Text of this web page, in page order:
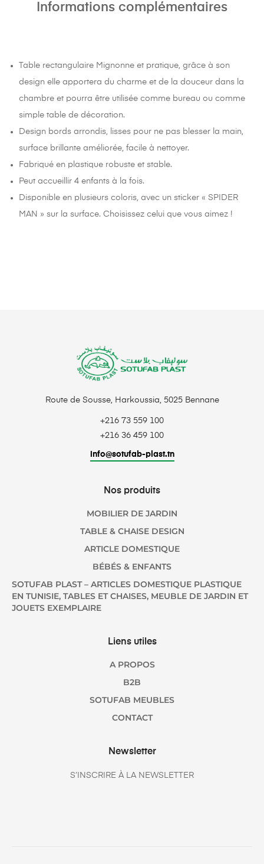
Informations complémentaires
Table rectangulaire Mignonne et pratique, grâce à son
design elle apportera du charme et de la douceur dans la
chambre et pourra être utilisée comme bureau ou comme
simple table de décoration.
Design bords arrondis, lisses pour ne pas blesser la main,
surface brillante améliorée, facile à nettoyer.
Fabriqué en plastique robuste et stable.
Peut accueillir 4 enfants à la fois.
Disponible en plusieurs coloris, avec un sticker « SPIDER
MAN » sur la surface. Choisissez celui que vous aimez !
Route de Sousse, Harkoussia, 5025 Bennane
+216 73 559 100
+216 36 459 100
info@sotufab-plast.tn
Nos produits
MOBILIER DE JARDIN
TABLE & CHAISE DESIGN
ARTICLE DOMESTIQUE
BÉBÉS & ENFANTS
SOTUFAB PLAST – ARTICLES DOMESTIQUE PLASTIQUE
EN TUNISIE, TABLES ET CHAISES, MEUBLE DE JARDIN ET
JOUETS EXEMPLAIRE
Liens utiles
A PROPOS
B2B
SOTUFAB MEUBLES
CONTACT
Newsletter
S’INSCRIRE À LA NEWSLETTER